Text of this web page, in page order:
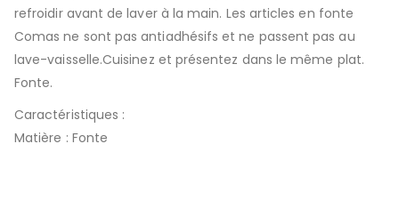
refroidir avant de laver à la main. Les articles en fonte
Comas ne sont pas antiadhésifs et ne passent pas au
lave-vaisselle.Cuisinez et présentez dans le même plat.
Fonte.
Caractéristiques :
Matière : Fonte